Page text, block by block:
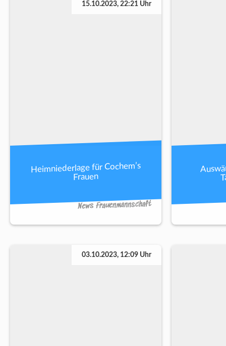
15.10.2023, 22:21 Uhr
Heimniederlage für Cochem’s
Frauen
News Frauenmannschaft
03.10.2023, 12:09 Uhr